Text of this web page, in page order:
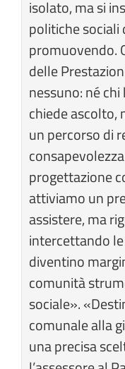
isolato, ma si
politiche
promuovendo.
delle
nessuno: né
chiede ascolto,
un percorso di
progettazione
attiviamo un
assistere, ma
intercettando
diventino
comunità
sociale».
comunale alla
una precisa